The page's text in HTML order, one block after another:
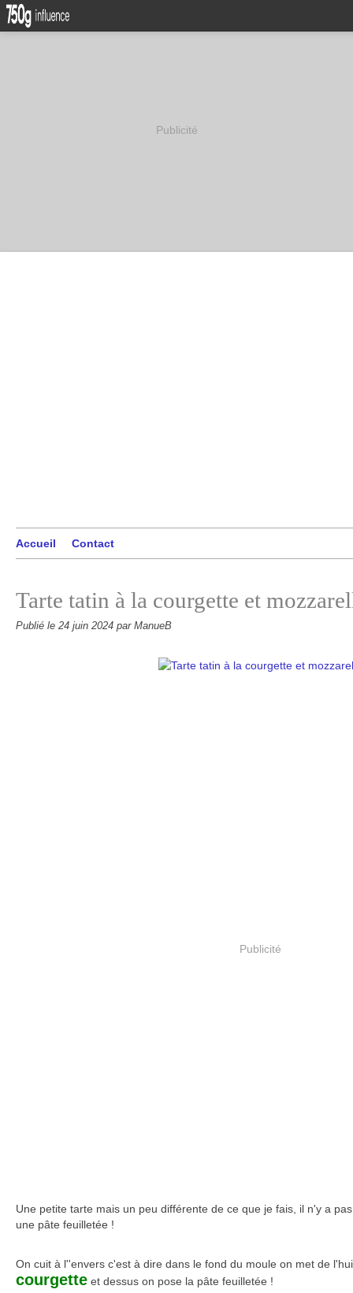
Publicité
Accueil Contact
Tarte tatin à la courgette et
Publié le 24 juin 2024 par ManueB
Publicité
Une petite tarte mais un peu différente de ce que je fais, il n'y a
une pâte feuilletée !
On cuit à l''envers c'est à dire dans le fond du moule on met de
courgette et dessus on pose la pâte feuilletée !